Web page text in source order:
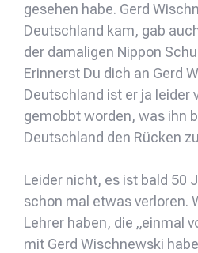
gesehen habe. Gerd
Deutschland kam, gab
der damaligen Nippon
Erinnerst Du dich an Gerd
Deutschland ist er ja leider
gemobbt worden, was ihn
Deutschland den Rücken
Leider nicht, es ist bald 50
schon mal etwas verloren.
Lehrer haben, die „einmal
mit Gerd Wischnewski